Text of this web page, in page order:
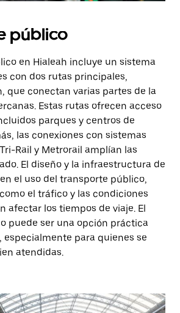
público
en Hialeah incluye un sistema
con dos rutas principales,
que conectan varias partes de la
Estas rutas ofrecen acceso
parques y centros de
las conexiones con sistemas
Rail y Metrorail amplían las
El diseño y la infraestructura de
el uso del transporte público,
el tráfico y las condiciones
afectar los tiempos de viaje. El
puede ser una opción práctica
especialmente para quienes se
atendidas.